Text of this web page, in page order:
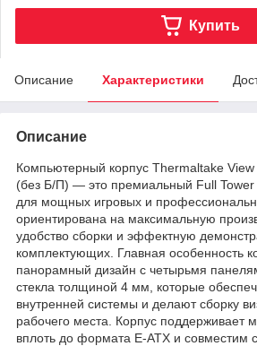
Купить
Описание Характеристики
Описание
Компьютерный корпус Thermaltake
(без Б/П) — это премиальный Full Tower
для мощных игровых и
ориентирована на максимальную
удобство сборки и эффектную
комплектующих. Главная особенность
панорамный дизайн с четырьмя
стекла толщиной 4 мм, которые
внутренней системы и делают сборку
рабочего места. Корпус поддерживает
вплоть до формата E-ATX и совместим